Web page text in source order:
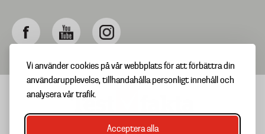
Vi använder cookies på vår webbplats för att förbättra din
användarupplevelse, tillhandahålla personligt innehåll och
analysera vår trafik.
Acceptera alla